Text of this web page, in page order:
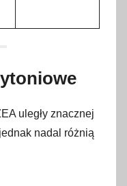
uległy znacznej
nadal różnią